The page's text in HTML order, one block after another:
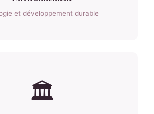
et développement durable
🏛️